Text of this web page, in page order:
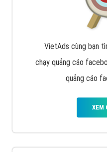
VietAds cùng bạn
chạy quảng cáo
quảng cáo
XEM